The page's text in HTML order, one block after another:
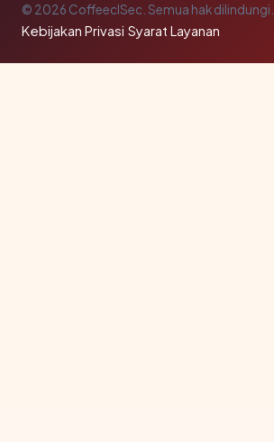
© 2026 CoffeeclSec. Semua hak dilindungi.
Kebijakan Privasi·Syarat Layanan